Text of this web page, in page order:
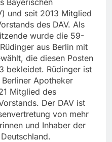
und seit 2013 Mitglied
des DAV. Als
wurde die 59-
aus Berlin mit
die diesen Posten
bekleidet. Rüdinger ist
Apotheker
Mitglied des
Der DAV ist
von mehr
und Inhaber der